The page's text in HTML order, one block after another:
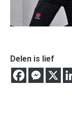
Delen is lief